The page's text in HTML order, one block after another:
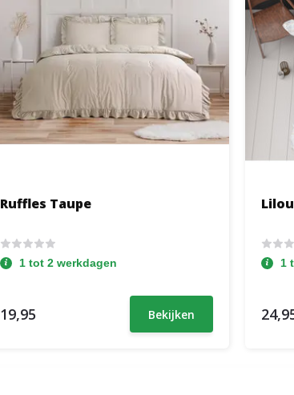
Ruffles Taupe
1 tot 2 werkdagen
19,95 Bekijken
1